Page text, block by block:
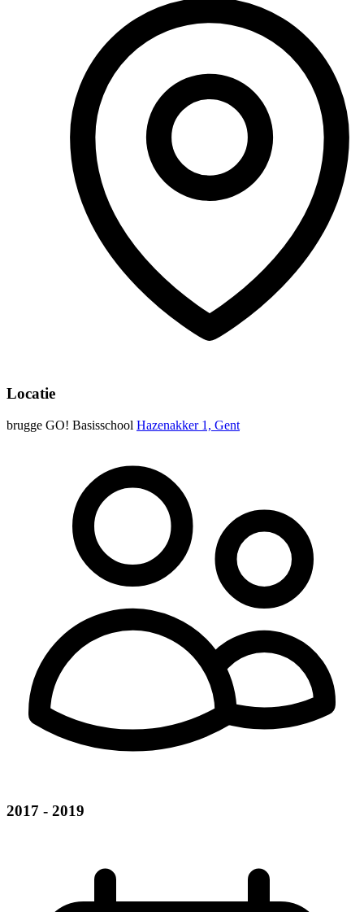
Locatie
brugge GO! Basisschool Hazenakker 1, Gent
2017 - 2019